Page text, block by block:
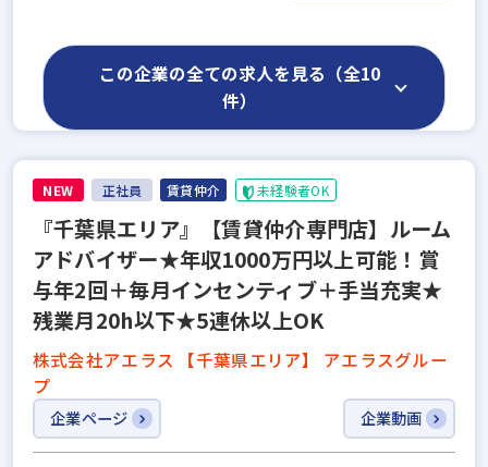
この企業の全ての求人を見る（全10
件）
NEW 正社員 賃貸仲介 未経験者OK
『千葉県エリア』【賃貸仲介専門店】ルーム
アドバイザー★年収1000万円以上可能！賞
与年2回＋毎月インセンティブ＋手当充実★
残業月20h以下★5連休以上OK
株式会社アエラス 【千葉県エリア】 アエラスグルー
プ
企業ページ 企業動画